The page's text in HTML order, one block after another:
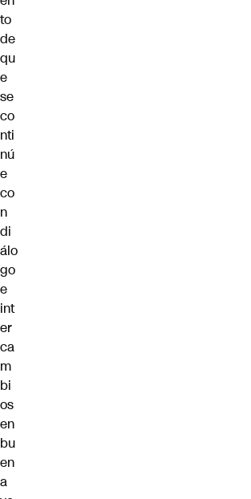
to
de
qu
e
se
co
nti
nú
e
co
n
di
álo
go
e
int
er
ca
m
bi
os
en
bu
en
a